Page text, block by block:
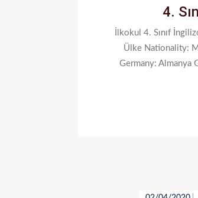
4.
İlkokul 4. Sınıf
Ülke Nationality:
Germany: Almanya